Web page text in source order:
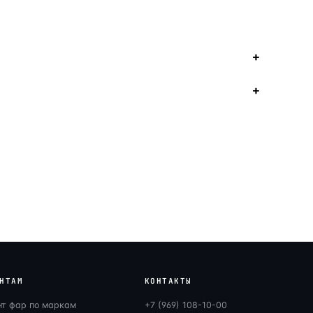
фар по маркам
КОНТАКТЫ
+7 (969) 108-10-00